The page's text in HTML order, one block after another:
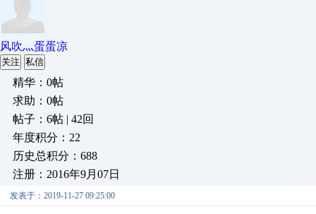
风吹灬蛋蛋凉
关注 私信
精华：0帖
求助：0帖
帖子：6帖 | 42回
年度积分：22
历史总积分：688
注册：2016年9月07日
发表于：2019-11-27 09:25:00